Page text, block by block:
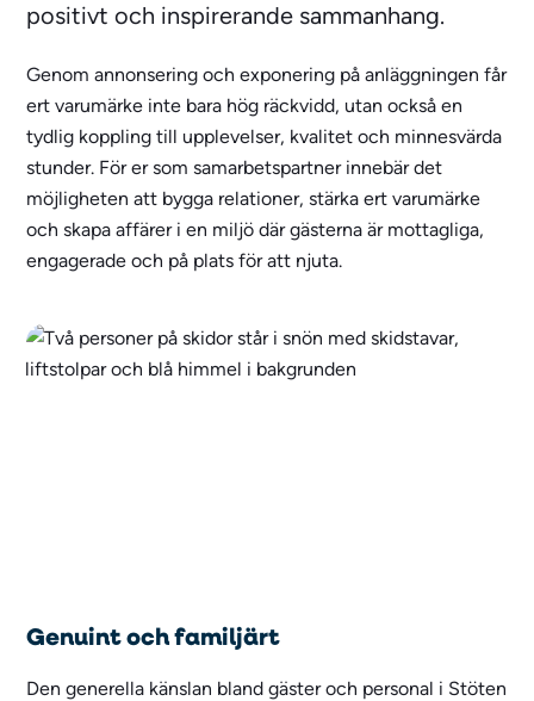
positivt och inspirerande sammanhang.
Genom annonsering och exponering på anläggningen får
ert varumärke inte bara hög räckvidd, utan också en
tydlig koppling till upplevelser, kvalitet och minnesvärda
stunder. För er som samarbetspartner innebär det
möjligheten att bygga relationer, stärka ert varumärke
och skapa affärer i en miljö där gästerna är mottagliga,
engagerade och på plats för att njuta.
Genuint och familjärt
Den generella känslan bland gäster och personal i Stöten